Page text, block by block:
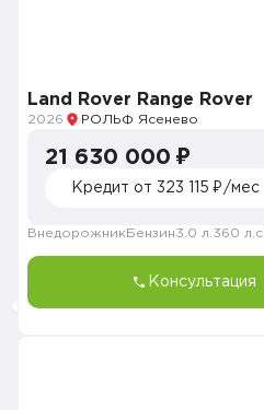
Land Rover Range Rover
2026 РОЛЬФ Ясенево
21 630 000 ₽
Кредит от 323 115 ₽/мес
Внедорожник Бензин3.0 л. 360 л.с.
Консультация